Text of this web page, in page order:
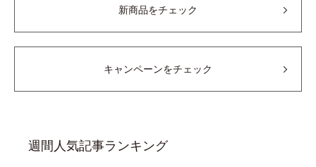
新商品をチェック
キャンペーンをチェック
週間人気記事ランキング